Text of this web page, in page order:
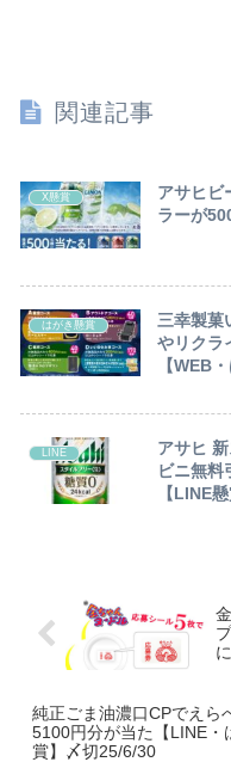
関連記事
X懸賞
アサヒビ
ラーが
はがき懸賞
三幸製菓
やリクラ
【WEB
LINE
アサヒ
ビニ無料
【LINE
純正ごま油濃口CPでえら
5100円分が当た【LINE・
賞】〆切25/6/30